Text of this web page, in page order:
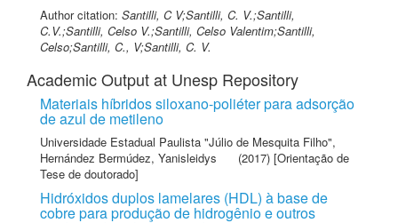
Author citation: Santilli, C V;Santilli, C. V.;Santilli,
C.V.;Santilli, Celso V.;Santilli, Celso Valentim;Santilli,
Celso;Santilli, C., V;Santilli, C. V.
Academic Output at Unesp Repository
Materiais híbridos siloxano-poliéter para adsorção
de azul de metileno
Universidade Estadual Paulista "Júlio de Mesquita Filho",
Hernández Bermúdez, Yanisleidys
(2017) [Orientação de
Tese de doutorado]
Hidróxidos duplos lamelares (HDL) à base de
cobre para produção de hidrogênio e outros